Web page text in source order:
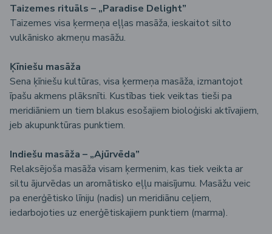
Taizemes rituāls – „Paradise Delight”
Taizemes visa ķermeņa eļļas masāža, ieskaitot silto
vulkānisko akmeņu masāžu.
Ķīniešu masāža
Sena ķīniešu kultūras, visa ķermeņa masāža, izmantojot
īpašu akmens plāksnīti. Kustības tiek veiktas tieši pa
meridiāniem un tiem blakus esošajiem bioloģiski aktīvajiem,
jeb akupunktūras punktiem.
Indiešu masāža – „Ajūrvēda”
Relaksējoša masāža visam ķermenim, kas tiek veikta ar
siltu ājurvēdas un aromātisko eļļu maisījumu. Masāžu veic
pa enerģētisko līniju (nadis) un meridiānu ceļiem,
iedarbojoties uz enerģētiskajiem punktiem (marma).